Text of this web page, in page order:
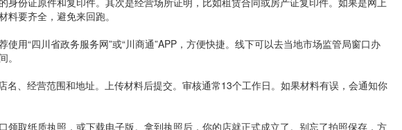
要齐全，避免来回跑。
使用“四川省政务服务网”或“川商通”APP，方便快捷。线下可以去当地市场监管局窗口办
。
名、经营范围和地址。上传材料后提交。审核通常13个工作日。如果材料有误，会通知你
领取纸质执照，或下载电子版。拿到执照后，你的店就正式成立了。别忘了拍照保存，方